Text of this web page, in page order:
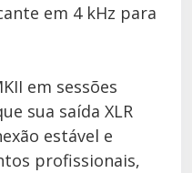
em 4 kHz para
em sessões
sua saída XLR
estável e
profissionais,